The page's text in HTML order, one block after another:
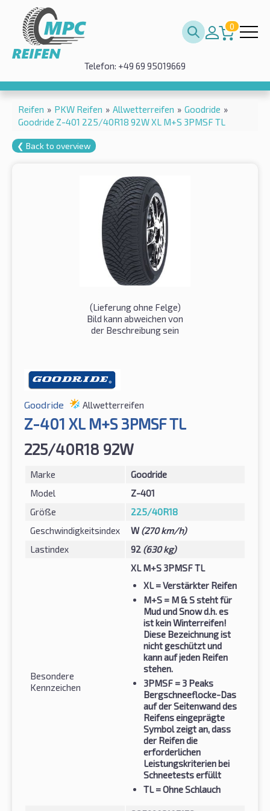
0
Telefon: +49 69 95019669
Reifen » PKW Reifen » Allwetterreifen » Goodride »
Goodride Z-401 225/40R18 92W XL M+S 3PMSF TL
❮ Back to overview
(Lieferung ohne Felge)
Bild kann abweichen von
der Beschreibung sein
Goodride Allwetterreifen
Z-401 XL M+S 3PMSF TL
225/40R18 92W
Marke
Goodride
Model
Z-401
Größe
225/40R18
Geschwindigkeitsindex
W(270 km/h)
Lastindex
92 (630 kg)
Besondere
Kennzeichen
XL M+S 3PMSF TL
XL= Verstärkter Reifen
M+S = M & S steht für
Mud und Snow d.h. es
ist kein Winterreifen!
Diese Bezeichnung ist
nicht geschützt und
kann auf jeden Reifen
stehen.
3PMSF = 3 Peaks
Bergschneeflocke-Das
auf der Seitenwand des
Reifens eingeprägte
Symbol zeigt an, dass
der Reifen die
erforderlichen
Leistungskriterien bei
Schneetests erfüllt
TL= Ohne Schlauch